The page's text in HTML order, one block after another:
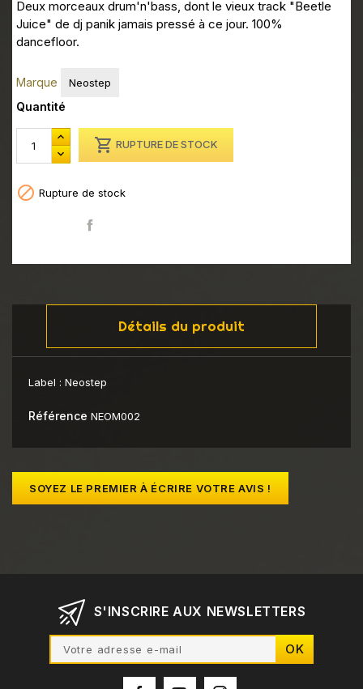
Deux morceaux drum'n'bass, dont le vieux track "Beetle
Juice" de dj panik jamais pressé à ce jour. 100%
dancefloor.
Marque Neostep
Quantité
 RUPTURE DE STOCK
 Rupture de stock
Détails du produit
Label : Neostep
Référence NEOM002
SOYEZ LE PREMIER À ÉCRIRE VOTRE AVIS !
S'INSCRIRE AUX NEWSLETTERS